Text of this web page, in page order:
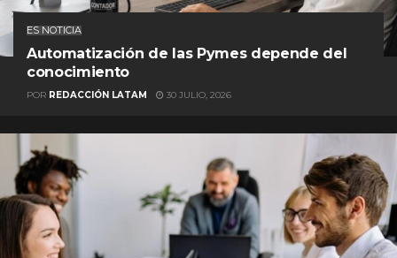
ES NOTICIA
Automatización de las Pymes depende del
conocimiento
POR REDACCIÓN LATAM 30 JULIO, 2026